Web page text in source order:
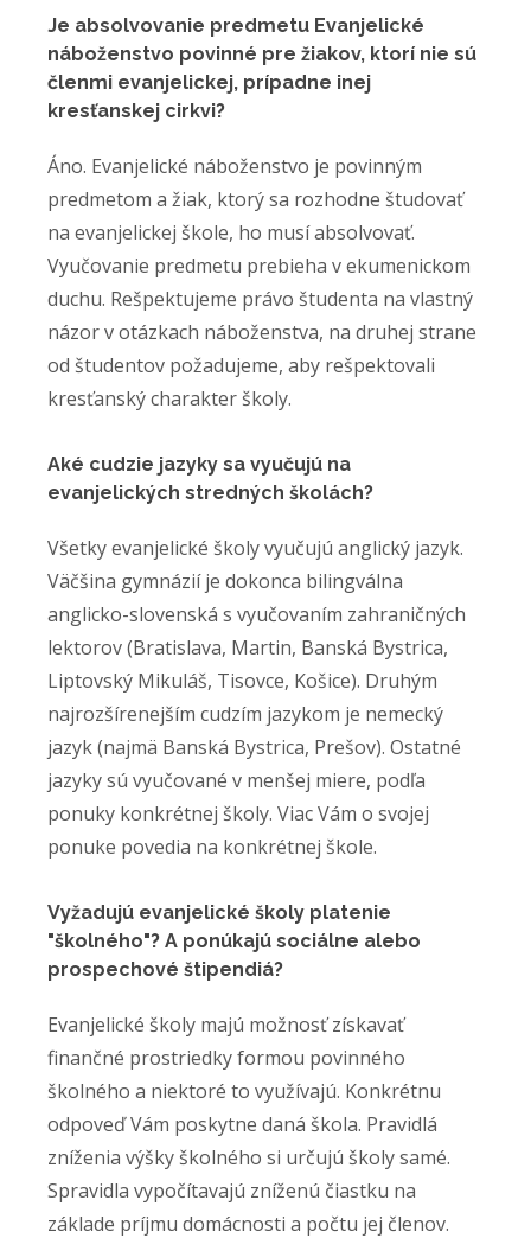
Je absolvovanie predmetu Evanjelické
náboženstvo povinné pre žiakov, ktorí nie sú
členmi evanjelickej, prípadne inej
kresťanskej cirkvi?
Áno. Evanjelické náboženstvo je povinným
predmetom a žiak, ktorý sa rozhodne študovať
na evanjelickej škole, ho musí absolvovať.
Vyučovanie predmetu prebieha v ekumenickom
duchu. Rešpektujeme právo študenta na vlastný
názor v otázkach náboženstva, na druhej strane
od študentov požadujeme, aby rešpektovali
kresťanský charakter školy.
Aké cudzie jazyky sa vyučujú na
evanjelických stredných školách?
Všetky evanjelické školy vyučujú anglický jazyk.
Väčšina gymnázií je dokonca bilingválna
anglicko-slovenská s vyučovaním zahraničných
lektorov (Bratislava, Martin, Banská Bystrica,
Liptovský Mikuláš, Tisovce, Košice). Druhým
najrozšírenejším cudzím jazykom je nemecký
jazyk (najmä Banská Bystrica, Prešov). Ostatné
jazyky sú vyučované v menšej miere, podľa
ponuky konkrétnej školy. Viac Vám o svojej
ponuke povedia na konkrétnej škole.
Vyžadujú evanjelické školy platenie
"školného"? A ponúkajú sociálne alebo
prospechové štipendiá?
Evanjelické školy majú možnosť získavať
finančné prostriedky formou povinného
školného a niektoré to využívajú. Konkrétnu
odpoveď Vám poskytne daná škola. Pravidlá
zníženia výšky školného si určujú školy samé.
Spravidla vypočítavajú zníženú čiastku na
základe príjmu domácnosti a počtu jej členov.